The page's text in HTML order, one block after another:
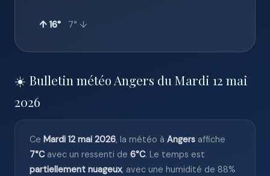
↑ 16° 7° ↓
☀️ Bulletin météo Angers du Mardi 12 mai
2026
Ce Mardi 12 mai 2026, la météo à Angers affiche
7°Cavec un ressenti de 6°C. Le temps est
partiellement nuageux, avec une humidité de 88%